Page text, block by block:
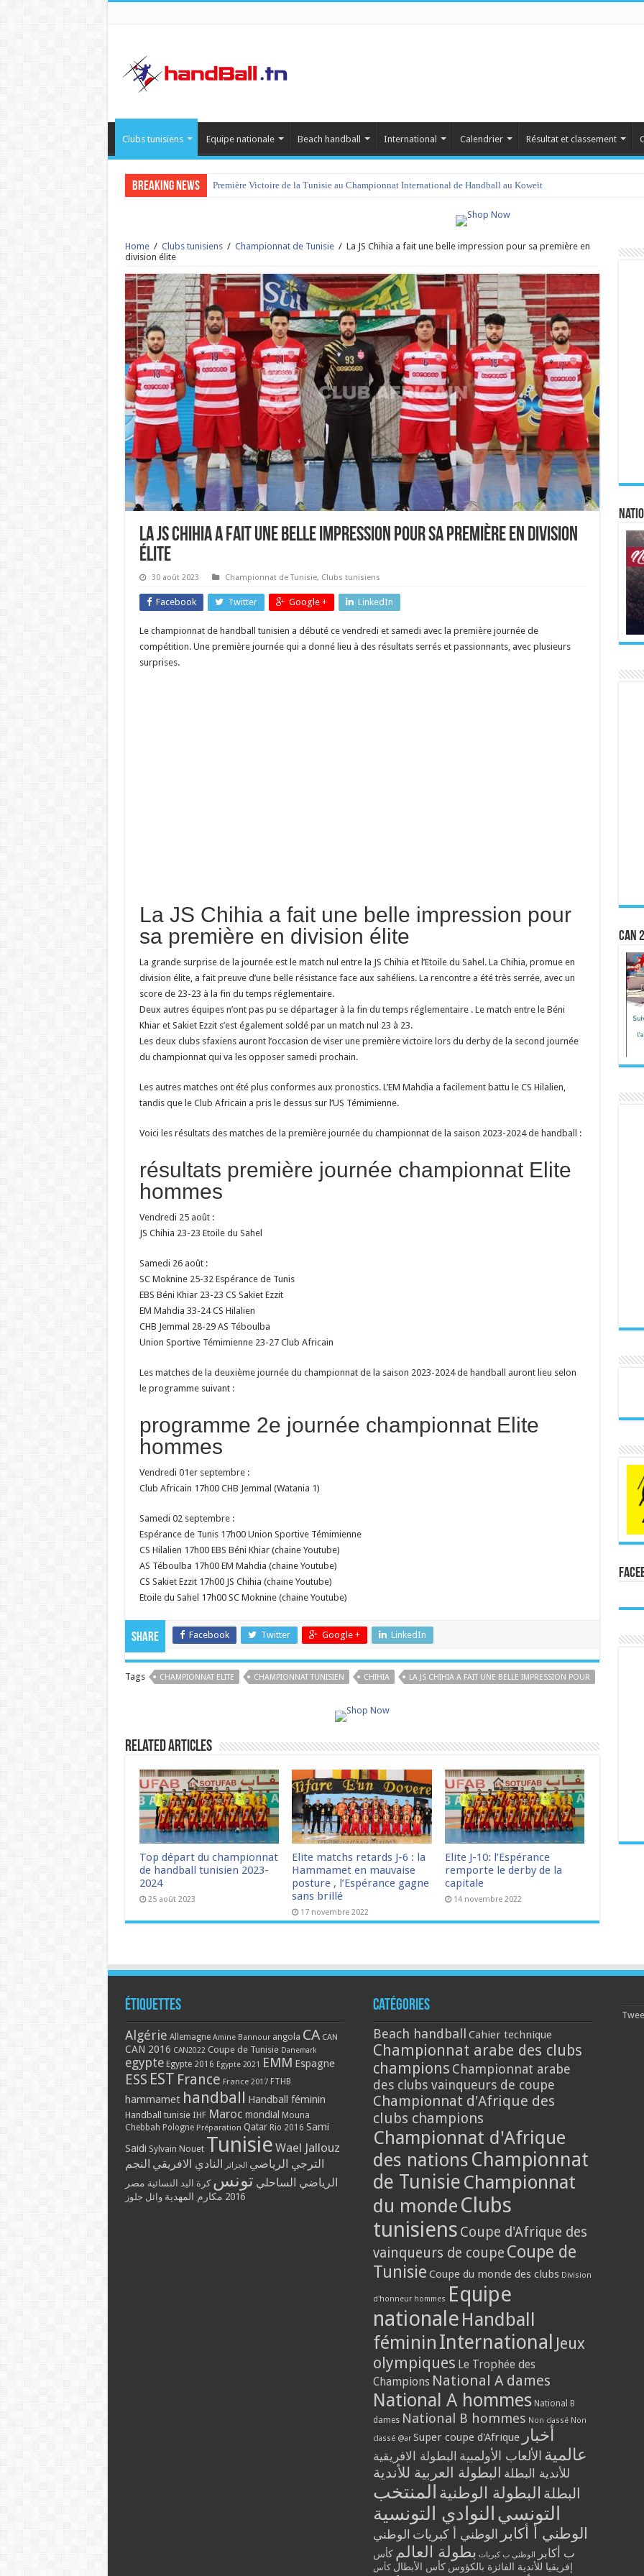
Clubs tunisiens Equipe nationale Beach handball International Calendrier Résultat et classement
Breaking News Première Victoire de la Tunisie au Championnat International de Handball au Koweït
Home / Clubs tunisiens / Championnat de Tunisie / La JS Chihia a fait une belle impression pour sa première en
division élite
La JS Chihia a fait une belle impression pour sa première en division
élite
30 août 2023 Championnat de Tunisie, Clubs tunisiens
Facebook Twitter Google + LinkedIn
Le championnat de handball tunisien a débuté ce vendredi et samedi avec la première journée de
compétition. Une première journée qui a donné lieu à des résultats serrés et passionnants, avec plusieurs
surprises.
La JS Chihia a fait une belle impression pour
sa première en division élite
La grande surprise de la journée est le match nul entre la JS Chihia et l’Etoile du Sahel. La Chihia, promue en
division élite, a fait preuve d’une belle résistance face aux sahéliens. La rencontre a été très serrée, avec un
score de 23-23 à la fin du temps réglementaire.
Deux autres équipes n’ont pas pu se départager à la fin du temps réglementaire . Le match entre le Béni
Khiar et Sakiet Ezzit s’est également soldé par un match nul 23 à 23.
Les deux clubs sfaxiens auront l’occasion de viser une première victoire lors du derby de la second journée
du championnat qui va les opposer samedi prochain.
Les autres matches ont été plus conformes aux pronostics. L’EM Mahdia a facilement battu le CS Hilalien,
tandis que le Club Africain a pris le dessus sur l’US Témimienne.
Voici les résultats des matches de la première journée du championnat de la saison 2023-2024 de handball :
résultats première journée championnat Elite
hommes
Vendredi 25 août :
JS Chihia 23-23 Etoile du Sahel
Samedi 26 août :
SC Moknine 25-32 Espérance de Tunis
EBS Béni Khiar 23-23 CS Sakiet Ezzit
EM Mahdia 33-24 CS Hilalien
CHB Jemmal 28-29 AS Téboulba
Union Sportive Témimienne 23-27 Club Africain
Les matches de la deuxième journée du championnat de la saison 2023-2024 de handball auront lieu selon
le programme suivant :
programme 2e journée championnat Elite
hommes
Vendredi 01er septembre :
Club Africain 17h00 CHB Jemmal (Watania 1)
Samedi 02 septembre :
Espérance de Tunis 17h00 Union Sportive Témimienne
CS Hilalien 17h00 EBS Béni Khiar (chaine Youtube)
AS Téboulba 17h00 EM Mahdia (chaine Youtube)
CS Sakiet Ezzit 17h00 JS Chihia (chaine Youtube)
Etoile du Sahel 17h00 SC Moknine (chaine Youtube)
Share Facebook Twitter Google + LinkedIn
Tags CHAMPIONNAT ELITE CHAMPIONNAT TUNISIEN CHIHIA LA JS CHIHIA A FAIT UNE BELLE IMPRESSION POUR
Related Articles
Top départ du championnat
de handball tunisien 2023-
2024
25 août 2023
Elite matchs retards J-6 : la
Hammamet en mauvaise
posture , l’Espérance gagne
sans brillé
17 novembre 2022
Elite J-10: l’Espérance
remporte le derby de la
capitale
14 novembre 2022
CAN
Étiquettes
Algérie Allemagne Amine Bannour angola CA CAN
CAN 2016 CAN2022 Coupe de Tunisie Danemark
egypte Egypte 2016 Egypte 2021 EMM Espagne
ESS EST France France 2017 FTHB
hammamet handball Handball féminin
Handball tunisie IHF Maroc mondial
Mouna
Chebbah Pologne Préparation Qatar Rio 2016 Sami
Saidi Sylvain Nouet Tunisie Wael Jallouz
الترجي الرياضي الجزائر النادي الافريقي النجم
الرياضي الساحلي تونس كرة اليد النسائية مصر
2016 مكارم المهدية وائل جلوز
Catégories
Beach handball Cahier technique
Championnat arabe des clubs
champions Championnat arabe
des clubs vainqueurs de coupe
Championnat d'Afrique des
clubs champions
Championnat d'Afrique
des nations Championnat
de Tunisie Championnat
du monde Clubs
tunisiens Coupe d'Afrique des
vainqueurs de coupe Coupe de
Tunisie Coupe du monde des clubs Division
d'honneur hommes Equipe
nationale Handball
féminin International Jeux
olympiques Le Trophée des
Champions National A dames
National A hommes National B
dames National B hommes Non classé Non
classé @ar Super coupe d'Afrique أخبار
عالمية الألعاب الأولمبية البطولة الافريقية
للأندية البطلة البطولة العربية للأندية
البطلة البطولة الوطنية المنتخب
التونسي النوادي التونسية
الوطني أ أكابر الوطني أ كبريات الوطني
ب أكابر
الوطني ب كبريات بطولة العالم كأس
إفريقيا للأندية الفائزة بالكؤوس كأس الأبطال كأس